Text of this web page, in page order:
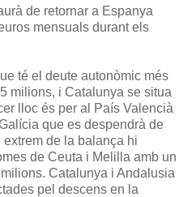
de retornar a Espanya
mensuals durant els
té el deute autonòmic més
milions, i Catalunya se situa
lloc és per al País Valencià
que es despendrà de
de la balança hi
de Ceuta i Melilla amb un
Catalunya i Andalusia
pel descens en la